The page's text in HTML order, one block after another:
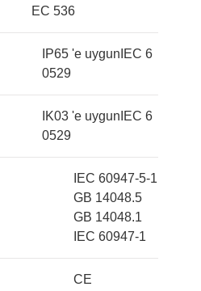
EC 536
IP65 'e uygunIEC 6
0529
IK03 'e uygunIEC 6
0529
IEC 60947-5-1
GB 14048.5
GB 14048.1
IEC 60947-1
CE